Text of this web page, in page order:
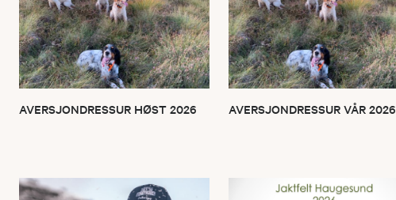
AVERSJONDRESSUR HØST 2026 AVERSJONDRESSUR VÅR 2026